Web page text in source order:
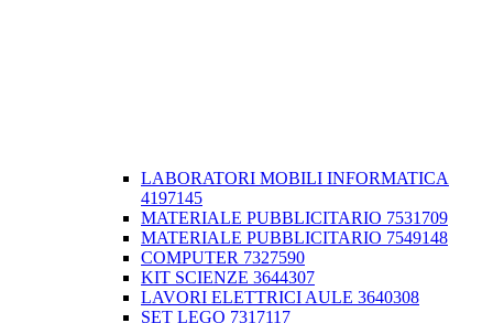
LABORATORI MOBILI INFORMATICA
4197145
MATERIALE PUBBLICITARIO 7531709
MATERIALE PUBBLICITARIO 7549148
COMPUTER 7327590
KIT SCIENZE 3644307
LAVORI ELETTRICI AULE 3640308
SET LEGO 7317117